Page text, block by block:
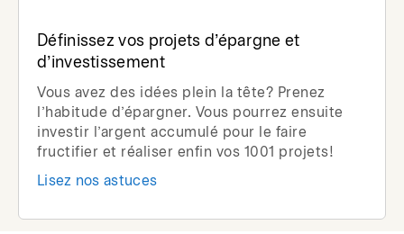
Définissez vos projets d’épargne et
d’investissement
Vous avez des idées plein la tête? Prenez
l’habitude d’épargner. Vous pourrez ensuite
investir l’argent accumulé pour le faire
fructifier et réaliser enfin vos 1001 projets!
Lisez nos astuces